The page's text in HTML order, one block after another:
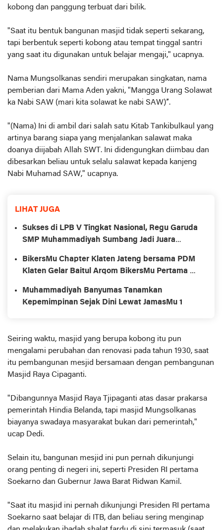
kobong dan panggung terbuat dari bilik.
"Saat itu bentuk bangunan masjid tidak seperti sekarang,
tapi berbentuk seperti kobong atau tempat tinggal santri
yang saat itu digunakan untuk belajar mengaji," ucapnya.
Nama Mungsolkanas sendiri merupakan singkatan, nama
pemberian dari Mama Aden yakni, "Mangga Urang Solawat
ka Nabi SAW (mari kita solawat ke nabi SAW)”.
"(Nama) Ini di ambil dari salah satu Kitab Tankibulkaul yang
artinya barang siapa yang menjalankan salawat maka
doanya diijabah Allah SWT. Ini didengungkan diimbau dan
dibesarkan beliau untuk selalu salawat kepada kanjeng
Nabi Muhamad SAW," ucapnya.
LIHAT JUGA
Sukses di LPB V Tingkat Nasional, Regu Garuda
SMP Muhammadiyah Sumbang Jadi Juara
BikersMu Chapter Klaten Jateng bersama PDM
Klaten Gelar Baitul Arqom BikersMu Pertama di
Muhammadiyah Banyumas Tanamkan
Kepemimpinan Sejak Dini Lewat JamasMu 1
Seiring waktu, masjid yang berupa kobong itu pun
mengalami perubahan dan renovasi pada tahun 1930, saat
itu pembangunan mesjid bersamaan dengan pembangunan
Masjid Raya Cipaganti.
"Dibangunnya Masjid Raya Tjipaganti atas dasar prakarsa
pemerintah Hindia Belanda, tapi masjid Mungsolkanas
biayanya swadaya masyarakat bukan dari pemerintah,"
ucap Dedi.
Selain itu, bangunan mesjid ini pun pernah dikunjungi
orang penting di negeri ini, seperti Presiden RI pertama
Soekarno dan Gubernur Jawa Barat Ridwan Kamil.
"Saat itu masjid ini pernah dikunjungi Presiden RI pertama
Soekarno saat belajar di ITB, dan beliau sering menginap